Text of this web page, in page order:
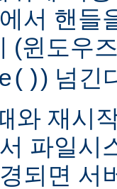
서 핸들
(윈도우
) 넘긴
와 재시
파일시
되면 서